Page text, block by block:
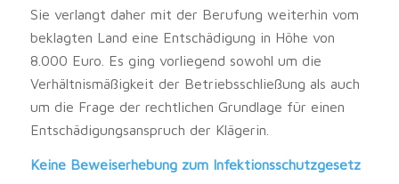
Sie verlangt daher mit der Berufung weiterhin vom
beklagten Land eine Entschädigung in Höhe von
8.000 Euro. Es ging vorliegend sowohl um die
Verhältnismäßigkeit der Betriebsschließung als auch
um die Frage der rechtlichen Grundlage für einen
Entschädigungsanspruch der Klägerin.
Keine Beweiserhebung zum Infektionsschutzgesetz